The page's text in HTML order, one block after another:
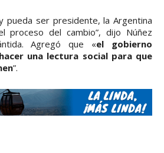
pueda ser presidente, la Argentina
proceso del cambio”, dijo Núñez
Agregó que «el gobierno
una lectura social para que
”.